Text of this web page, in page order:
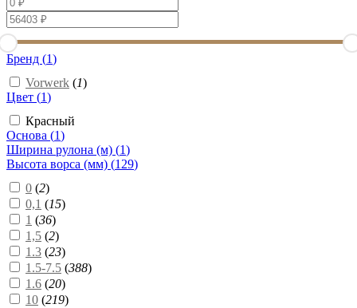
Бренд (1)
Vorwerk (1)
Цвет (1)
Красный
Основа (1)
Ширина рулона (м) (1)
Высота ворса (мм) (129)
0 (2)
0,1 (15)
1 (36)
1,5 (2)
1.3 (23)
1.5-7.5 (388)
1.6 (20)
10 (219)